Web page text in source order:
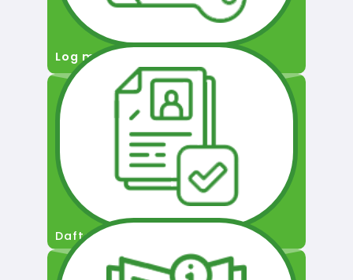
Log masuk
Daftar Pengguna